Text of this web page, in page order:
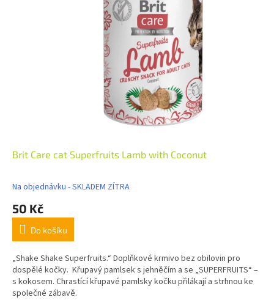
Brit Care cat Superfruits Lamb with Coconut
Na objednávku - SKLADEM ZÍTRA
50 Kč
Do košíku
„Shake Shake Superfruits.“ Doplňkové krmivo bez obilovin pro
dospělé kočky. Křupavý pamlsek s jehněčím a se „SUPERFRUITS“ –
s kokosem. Chrastící křupavé pamlsky kočku přilákají a strhnou ke
společné zábavě.